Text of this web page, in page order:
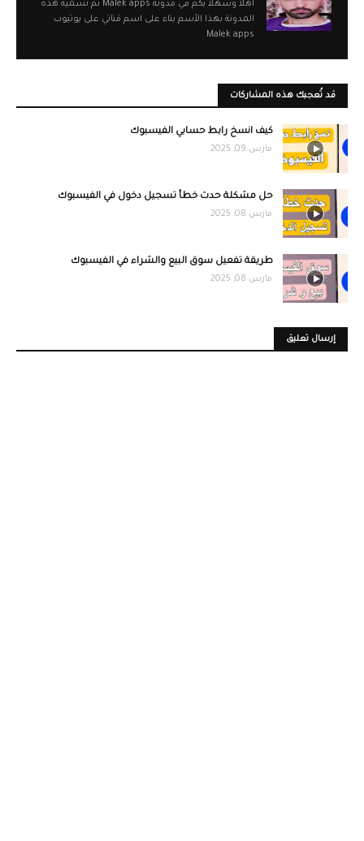
أهلا وسهلا بكم في مدونة Malek apps تم تسمية هذه
المدونة بهذا الأسم بناء على اسم قناتي على يوتيوب
Malek apps
قد تُعجبك هذه المشاركات
كيف انسخ رابط حسابي الفيسبوك
مارس 09, 2025
حل مشكلة حدث خطأ تسجيل دخول في الفيسبوك
مارس 08, 2025
طريقة تفعيل سوق البيع والشراء في الفيسبوك
مارس 08, 2025
إرسال تعليق